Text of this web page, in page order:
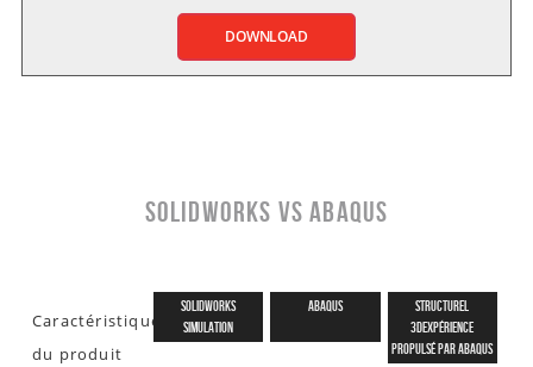
DOWNLOAD
SOLIDWORKS vs Abaqus
Caractéristiques
du produit
SOLIDWORKS
Simulation
ABAQUS
STRUCTUREL
3DEXPÉRIENCE
Propulsé par Abaqus